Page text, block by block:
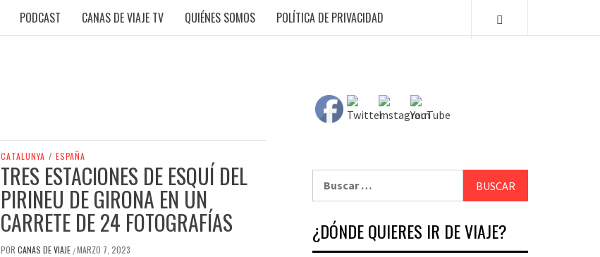
PODCAST CANAS DE VIAJE TV QUIÉNES SOMOS POLÍTICA DE PRIVACIDAD
CATALUNYA / ESPAÑA
TRES ESTACIONES DE ESQUÍ DEL
PIRINEU DE GIRONA EN UN
CARRETE DE 24 FOTOGRAFÍAS
POR CANAS DE VIAJE /MARZO 7, 2023
¿DÓNDE QUIERES IR DE VIAJE?